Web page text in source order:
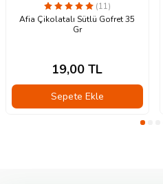
(11)
Afia Çikolatalı Sütlü Gofret 35
Gr
19,00 TL
Sepete Ekle